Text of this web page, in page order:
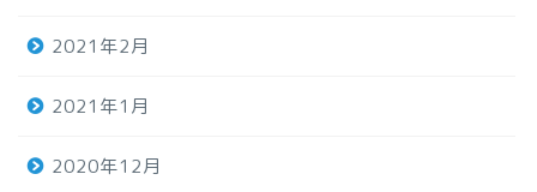
2021年2月
2021年1月
2020年12月